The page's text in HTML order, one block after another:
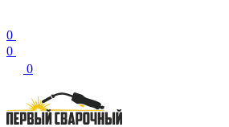
0
0
0